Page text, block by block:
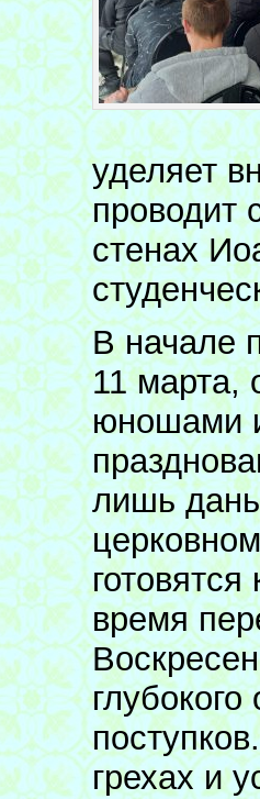
уделяет
проводит
стенах
В начале
11 марта,
юношами
лишь
время
грехах и